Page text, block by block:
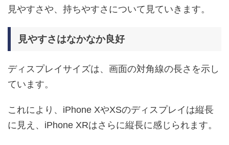
見やすさや、持ちやすさについて見ていきます。
見やすさはなかなか良好
ディスプレイサイズは、画面の対角線の長さを示し
ています。
これにより、iPhone XやXSのディスプレイは縦長
に見え、iPhone XRはさらに縦長に感じられます。